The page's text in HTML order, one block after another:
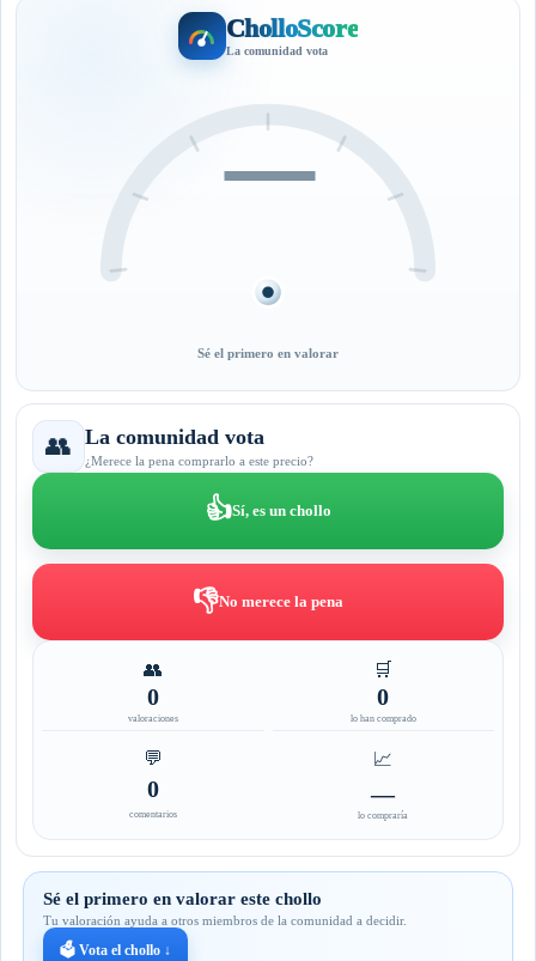
CholloScore
La comunidad vota
—
Sé el primero en valorar
👥 La comunidad vota
¿Merece la pena comprarlo a este precio?
👍Sí, es un chollo
👎No merece la pena
👥
0
valoraciones
🛒
0
lo han comprado
💬
0
comentarios
📈
—
lo compraría
Sé el primero en valorar este chollo
Tu valoración ayuda a otros miembros de la comunidad a decidir.
🗳️ Vota el chollo ↓